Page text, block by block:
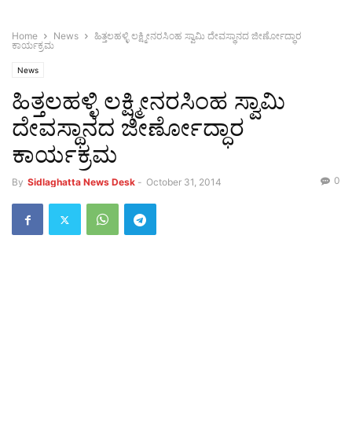
Home News
ಹಿತ್ತಲಹಳ್ಳಿ ಲಕ್ಷ್ಮೀನರಸಿಂಹ ಸ್ವಾಮಿ ದೇವಸ್ಥಾನದ ಜೀರ್ಣೋದ್ಧಾರ
ಕಾರ್ಯಕ್ರಮ
News
ಹಿತ್ತಲಹಳ್ಳಿ ಲಕ್ಷ್ಮೀನರಸಿಂಹ ಸ್ವಾಮಿ
ದೇವಸ್ಥಾನದ ಜೀರ್ಣೋದ್ಧಾರ
ಕಾರ್ಯಕ್ರಮ
By Sidlaghatta News Desk - October 31, 2014 0